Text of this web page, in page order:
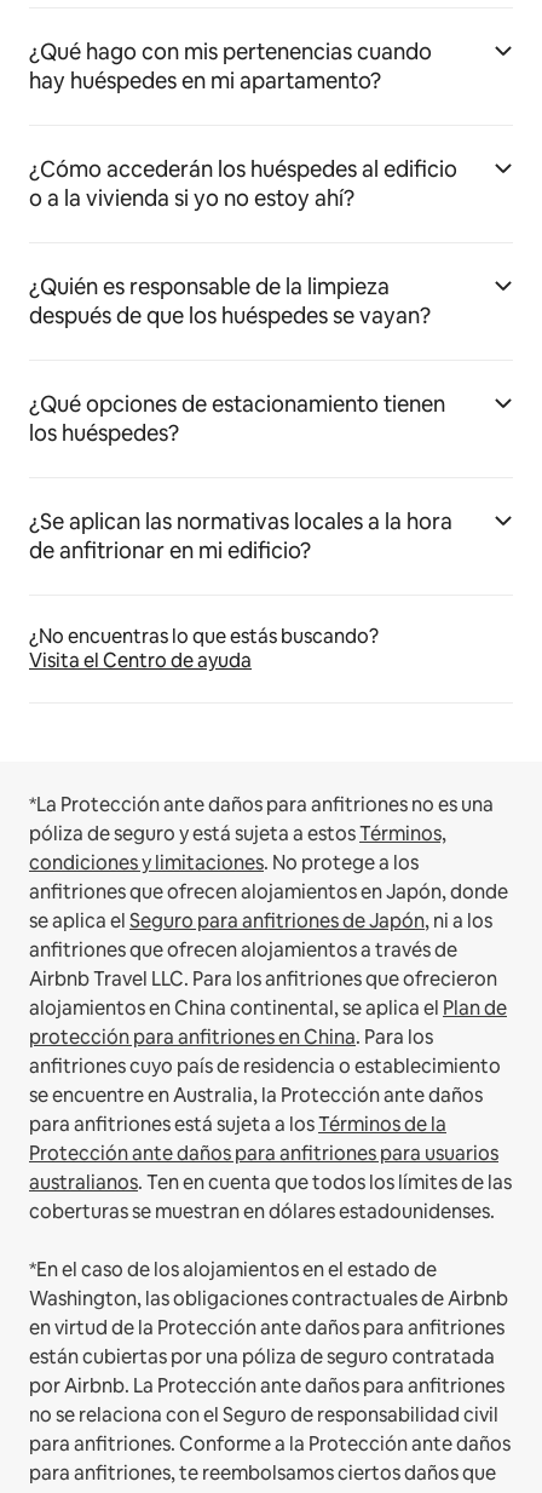
¿Qué hago con mis pertenencias cuando
hay huéspedes en mi apartamento?
¿Cómo accederán los huéspedes al edificio
o a la vivienda si yo no estoy ahí?
¿Quién es responsable de la limpieza
después de que los huéspedes se vayan?
¿Qué opciones de estacionamiento tienen
los huéspedes?
¿Se aplican las normativas locales a la hora
de anfitrionar en mi edificio?
¿No encuentras lo que estás buscando?
Visita el Centro de ayuda
*La Protección ante daños para anfitriones no es una
póliza de seguro y está sujeta a estosTérminos,
condiciones y limitaciones. No protege a los
anfitriones que ofrecen alojamientos en Japón, donde
se aplica elSeguro para anfitriones de Japón, ni a los
anfitriones que ofrecen alojamientos a través de
Airbnb Travel LLC. Para los anfitriones que ofrecieron
alojamientos en China continental, se aplica el Plan de
protección para anfitriones en China. Para los
anfitriones cuyo país de residencia o establecimiento
se encuentre en Australia, la Protección ante daños
para anfitriones está sujeta a losTérminos de la
Protección ante daños para anfitriones para usuarios
australianos. Ten en cuenta que todos los límites de las
coberturas se muestran en dólares estadounidenses.
*En el caso de los alojamientos en el estado de
Washington, las obligaciones contractuales de Airbnb
en virtud de la Protección ante daños para anfitriones
están cubiertas por una póliza de seguro contratada
por Airbnb. La Protección ante daños para anfitriones
no se relaciona con el Seguro de responsabilidad civil
para anfitriones. Conforme a la Protección ante daños
para anfitriones, te reembolsamos ciertos daños que